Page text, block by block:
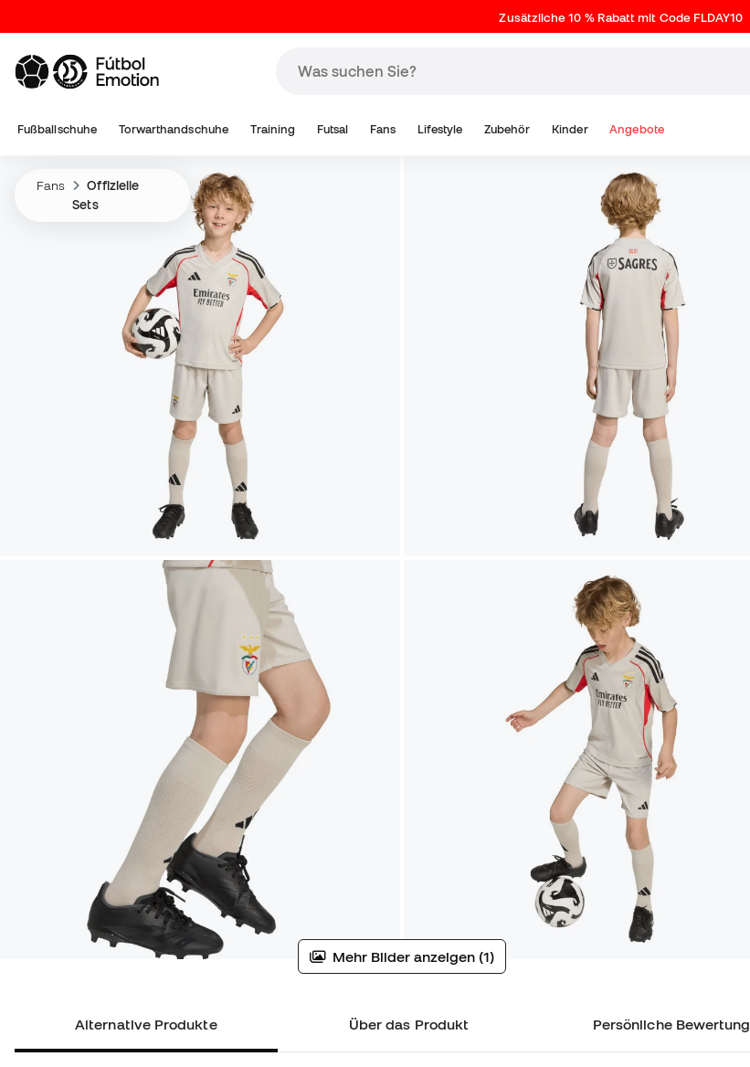
Zusätzliche 10 % Rabatt mit Code FLDAY10
Fußballschuhe Torwarthandschuhe Training Futsal Fans Lifestyle Zubehör Kinder Angebote
Fans
Offizielle
Sets
Mehr Bilder anzeigen (1)
Alternative Produkte Über das Produkt Persönliche Bewertung